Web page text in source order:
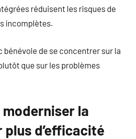
réduisent les risques de
incomplètes.
bénévole de se concentrer sur la
que sur les problèmes
la
d’efficacité